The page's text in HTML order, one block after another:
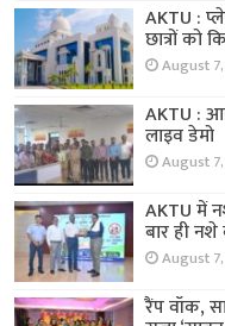
AKTU :
छात्रों को
August
AKTU :
लाइव डेमो
August
AKTU में
बार ही
August
रैंप वॉक,